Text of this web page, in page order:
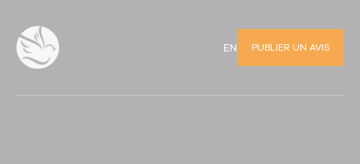
EN PUBLIER UN AVIS